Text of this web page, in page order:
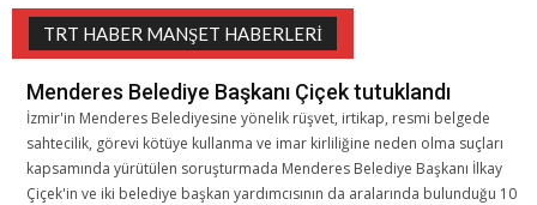
TRT HABER MANŞET HABERLERI
Menderes Belediye Başkanı Çiçek tutuklandı
İzmir'in Menderes Belediyesine yönelik rüşvet, irtikap, resmi belgede
sahtecilik, görevi kötüye kullanma ve imar kirliliğine neden olma suçları
kapsamında yürütülen soruşturmada Menderes Belediye Başkanı İlkay
Çiçek'in ve iki belediye başkan yardımcısının da aralarında bulunduğu 10